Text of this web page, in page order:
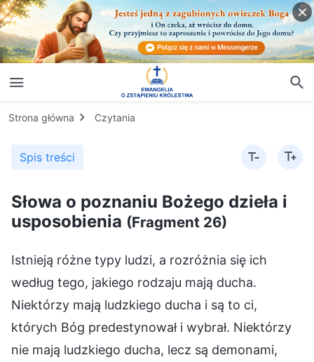
Strona główna Czytania
Spis treści
Słowa o poznaniu Bożego dzieła i
usposobienia (Fragment 26)
Istnieją różne typy ludzi, a rozróżnia się ich
według tego, jakiego rodzaju mają ducha.
Niektórzy mają ludzkiego ducha i są to ci,
których Bóg predestynował i wybrał. Niektórzy
nie mają ludzkiego ducha, lecz są demonami,